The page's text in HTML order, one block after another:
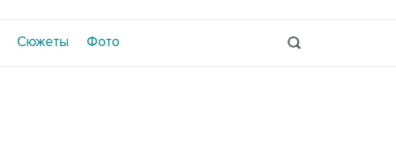
Сюжеты Фото